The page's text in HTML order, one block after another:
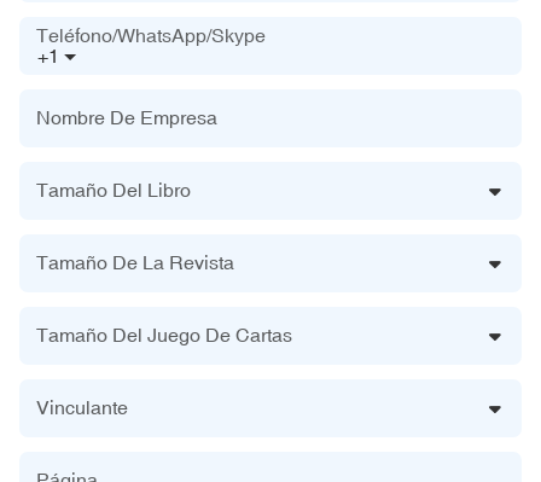
+1
Teléfono/WhatsApp/Skype
Nombre De Empresa
Tamaño Del Libro
Tamaño De La Revista
Tamaño Del Juego De Cartas
Vinculante